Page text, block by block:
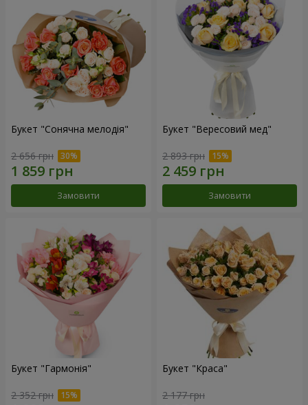
Букет "Сонячна мелодія"
2 656 грн
Замовити
Букет "Вересовий мед"
2 893 грн
Замовити
Букет "Гармонія"
2 352 грн
Букет "Краса"
2 177 грн